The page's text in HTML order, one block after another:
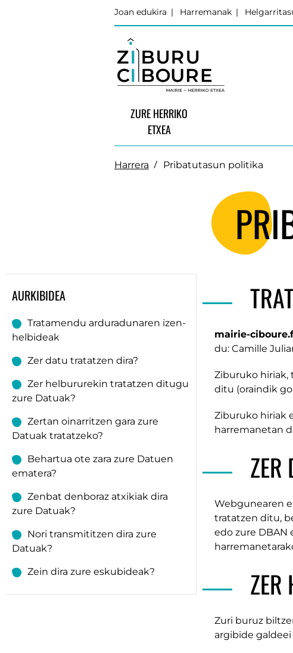
Joan edukira Harremanak
ZURE HERRIKO
ETXEA
Harrera Pribatutasun politika
AURKIBIDEA
Tratamendu arduradunaren izen-
helbideak
Zer datu tratatzen dira?
Zer helbururekin tratatzen ditugu
zure Datuak?
Zertan oinarritzen gara zure
Datuak tratatzeko?
Behartua ote zara zure Datuen
ematera?
Zenbat denboraz atxikiak dira
zure Datuak?
Nori transmititzen dira zure
Datuak?
Zein dira zure eskubideak?
mairie-
du: Camille
Ziburuko hiriak,
ditu (oraindik
Ziburuko hiriak
harremanetan
ZER
Webgunearen
tratatzen ditu,
edo zure DBAN
ZER
Zuri buruz
argibide